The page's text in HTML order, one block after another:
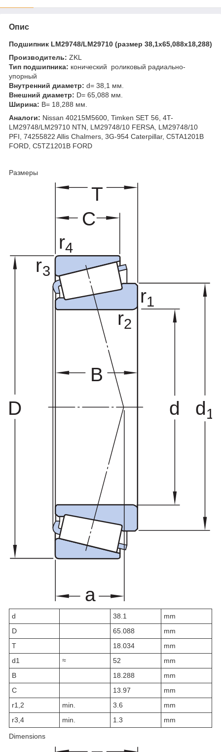
Опис
Подшипник LM29748/LM29710 (размер 38,1x65,088x18,288)
Производитель: ZKL
Тип подшипника: конический роликовый радиально-
упорный
Внутренний диаметр: d= 38,1 мм.
Внешний диаметр: D= 65,088 мм.
Ширина: B= 18,288 мм.
Аналоги: Nissan 40215M5600, Timken SET 56, 4T-
LM29748/LM29710 NTN, LM29748/10 FERSA, LM29748/10
PFI, 74255822 Allis Chalmers, 3G-954 Caterpillar, C5TA1201B
FORD, C5TZ1201B FORD
Размеры
d 38.1
mm
D
65.088
mm
T
18.034
mm
d1 ≈ 52
mm
B
18.288
mm
C
13.97
mm
r1,2 min. 3.6
mm
r3,4 min. 1.3 mm
Dimensions